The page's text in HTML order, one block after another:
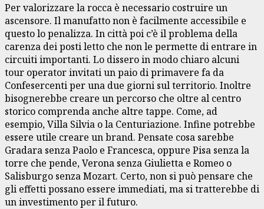
Per valorizzare la rocca è necessario costruire un
ascensore. Il manufatto non è facilmente accessibile e
questo lo penalizza. In città poi c’è il problema della
carenza dei posti letto che non le permette di entrare in
circuiti importanti. Lo dissero in modo chiaro alcuni
tour operator invitati un paio di primavere fa da
Confesercenti per una due giorni sul territorio. Inoltre
bisognerebbe creare un percorso che oltre al centro
storico comprenda anche altre tappe. Come, ad
esempio, Villa Silvia o la Centuriazione. Infine potrebbe
essere utile creare un brand. Pensate cosa sarebbe
Gradara senza Paolo e Francesca, oppure Pisa senza la
torre che pende, Verona senza Giulietta e Romeo o
Salisburgo senza Mozart. Certo, non si può pensare che
gli effetti possano essere immediati, ma si tratterebbe di
un investimento per il futuro.